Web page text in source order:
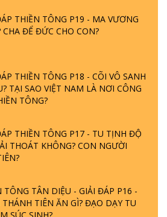
THIỀN TÔNG P19 - MA VƯƠNG
CHA ĐỂ ĐỨC CHO CON?
THIỀN TÔNG P18 - CÕI VÔ SANH
TẠI SAO VIỆT NAM LÀ NƠI CÔNG
TÔNG?
THIỀN TÔNG P17 - TU TỊNH ĐỘ
THOÁT KHÔNG? CON NGƯỜI
TÔNG TÂN DIỆU - GIẢI ĐÁP P16 -
THÁNH TIÊN ĂN GÌ? ĐẠO DẠY TU
SÚC SINH?